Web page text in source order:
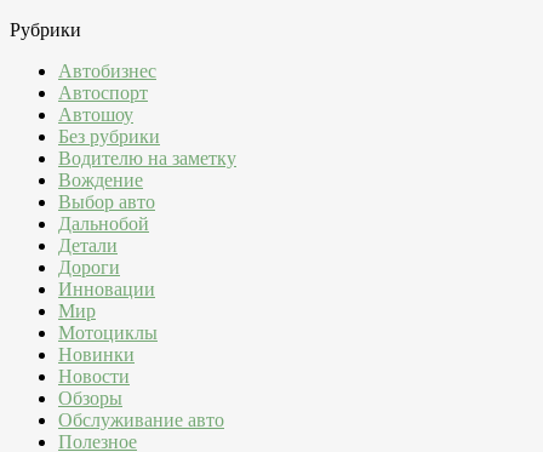
Рубрики
Автобизнес
Автоспорт
Автошоу
Без рубрики
Водителю на заметку
Вождение
Выбор авто
Дальнобой
Детали
Дороги
Инновации
Мир
Мотоциклы
Новинки
Новости
Обзоры
Обслуживание авто
Полезное